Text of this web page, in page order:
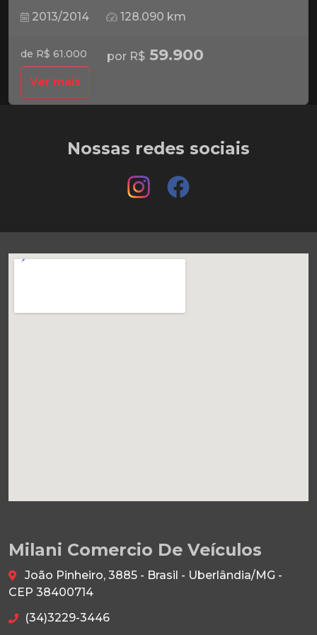
2013/2014 128.090 km
de R$ 61.000 por R$ 59.900
Ver mais
Nossas redes sociais
Milani Comercio De Veículos
João Pinheiro, 3885 - Brasil - Uberlândia/MG -
CEP 38400714
(34)3229-3446